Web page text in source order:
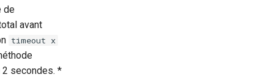
de
avant
timeout x
secondes. *